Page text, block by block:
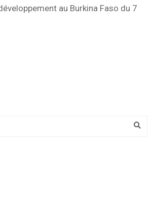
au Burkina Faso du 7